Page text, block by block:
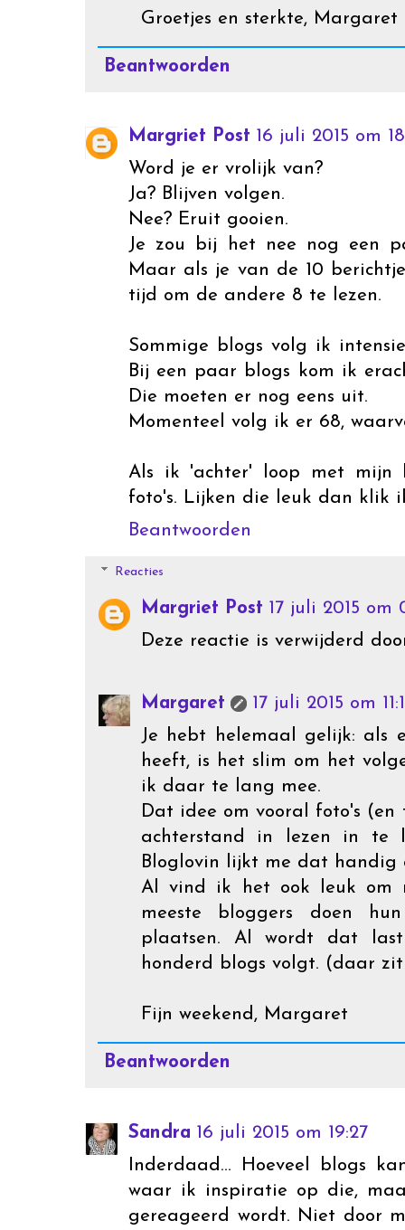
Groetjes en sterkte, Margaret
Beantwoorden
Margriet Post 16 juli 2015 om
Word je er vrolijk van?
Ja? Blijven volgen.
Nee? Eruit gooien.
Je zou bij het nee nog een
Maar als je van de 10
tijd om de andere 8 te lezen.
Sommige blogs volg ik
Bij een paar blogs kom ik
Die moeten er nog eens uit.
Momenteel volg ik er 68,
Als ik 'achter' loop met mijn
foto's. Lijken die leuk dan klik
Beantwoorden
Reacties
Margriet Post 17 juli 2015 om
Deze reactie is verwijderd
Margaret
17 juli 2015 om
Je hebt helemaal gelijk: als
heeft, is het slim om het
ik daar te lang mee.
Dat idee om vooral foto's (en
achterstand in lezen in te
Bloglovin lijkt me dat handig
Al vind ik het ook leuk om
meeste bloggers doen
plaatsen. Al wordt dat
honderd blogs volgt. (daar
Fijn weekend, Margaret
Beantwoorden
Sandra 16 juli 2015 om 19:27
Inderdaad... Hoeveel blogs
waar ik inspiratie op die,
gereageerd wordt. Niet door